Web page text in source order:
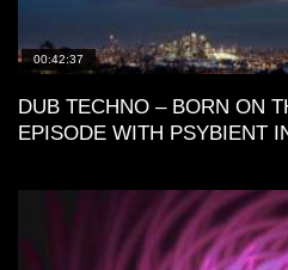
00:42:37
DUB TECHNO – BORN ON
EPISODE WITH PSYBIENT